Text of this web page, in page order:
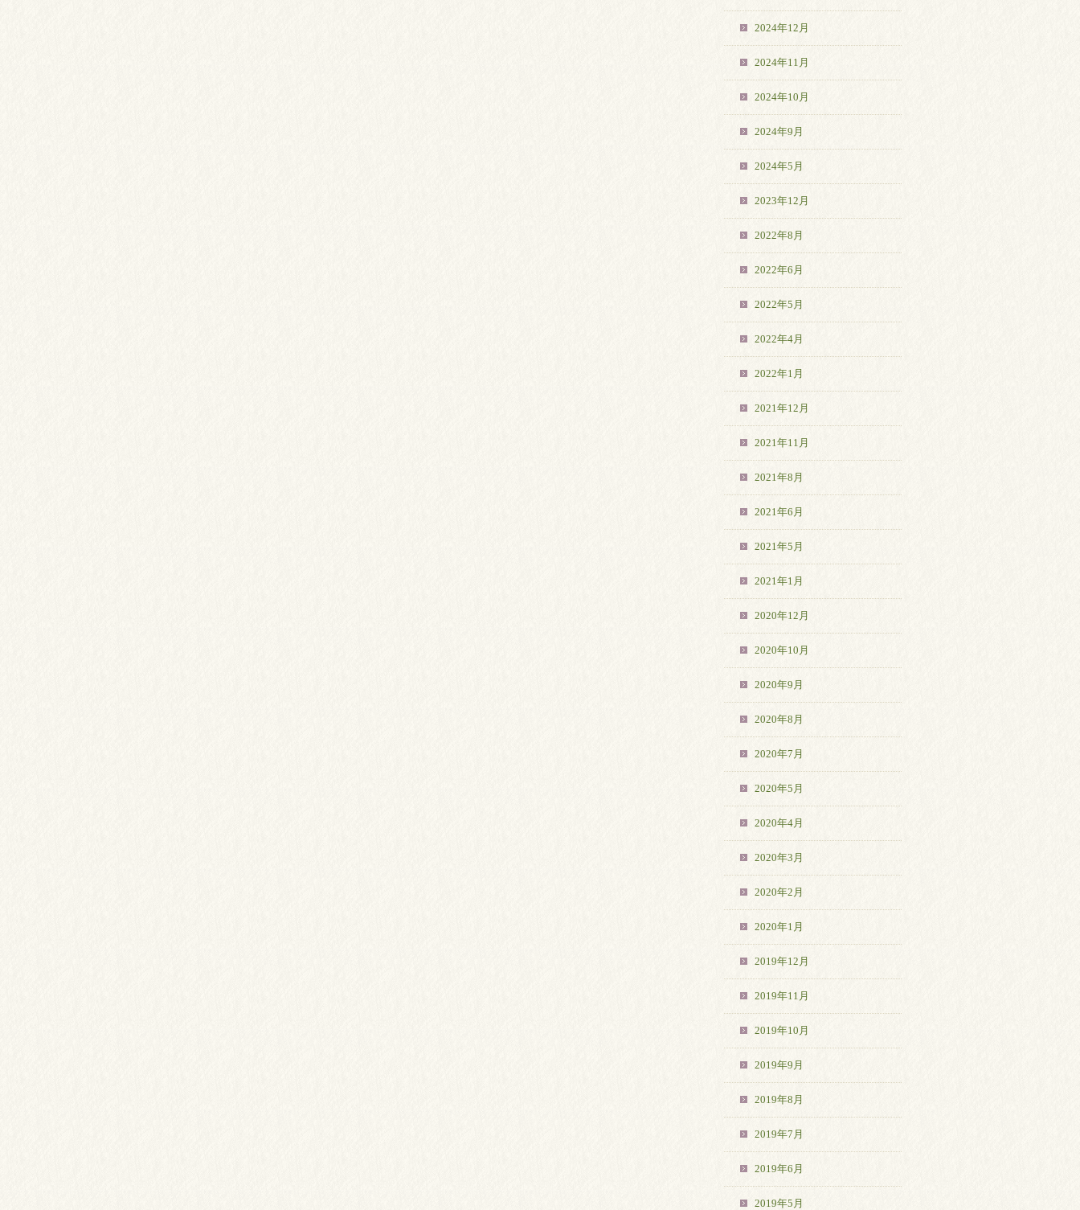
2024年12月
2024年11月
2024年10月
2024年9月
2024年5月
2023年12月
2022年8月
2022年6月
2022年5月
2022年4月
2022年1月
2021年12月
2021年11月
2021年8月
2021年6月
2021年5月
2021年1月
2020年12月
2020年10月
2020年9月
2020年8月
2020年7月
2020年5月
2020年4月
2020年3月
2020年2月
2020年1月
2019年12月
2019年11月
2019年10月
2019年9月
2019年8月
2019年7月
2019年6月
2019年5月